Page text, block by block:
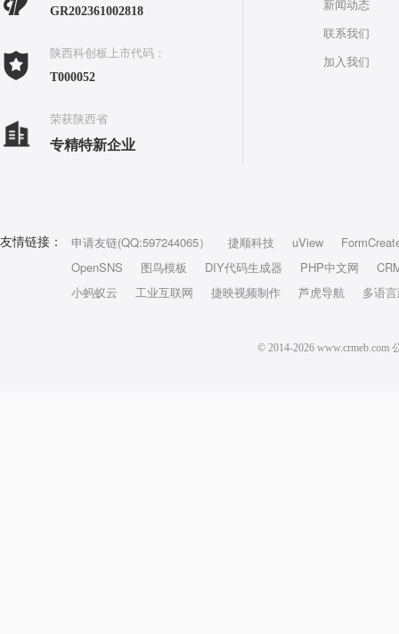
GR202361002818
陕西科创板上市代码：
T000052
荣获陕西省
专精特新企业
新闻动态
联系我们
加入我们
友情链接： 申请友链(QQ:597244065） 捷顺科技 uView
OpenSNS
图鸟模板 DIY代码生成器 PHP中文网
小蚂蚁云
工业互联网 捷映视频制作 芦虎导航 多语
© 2014-2026